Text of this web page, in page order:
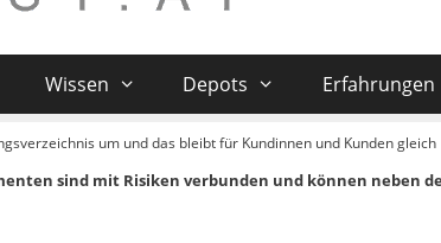
Wissen Depots Erfahrungen
um und das bleibt für Kundinnen und Kunden gleich
sind mit Risiken verbunden und können neben